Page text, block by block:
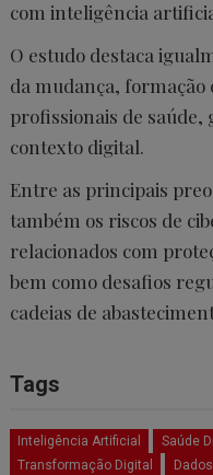
com inteligência
O estudo destaca
da mudança, formação
profissionais de saúde,
contexto digital.
Entre as principais
também os riscos de
relacionados com
bem como desafios
cadeias de
Tags
Inteligência Artificial Saúde
Transformação Digital